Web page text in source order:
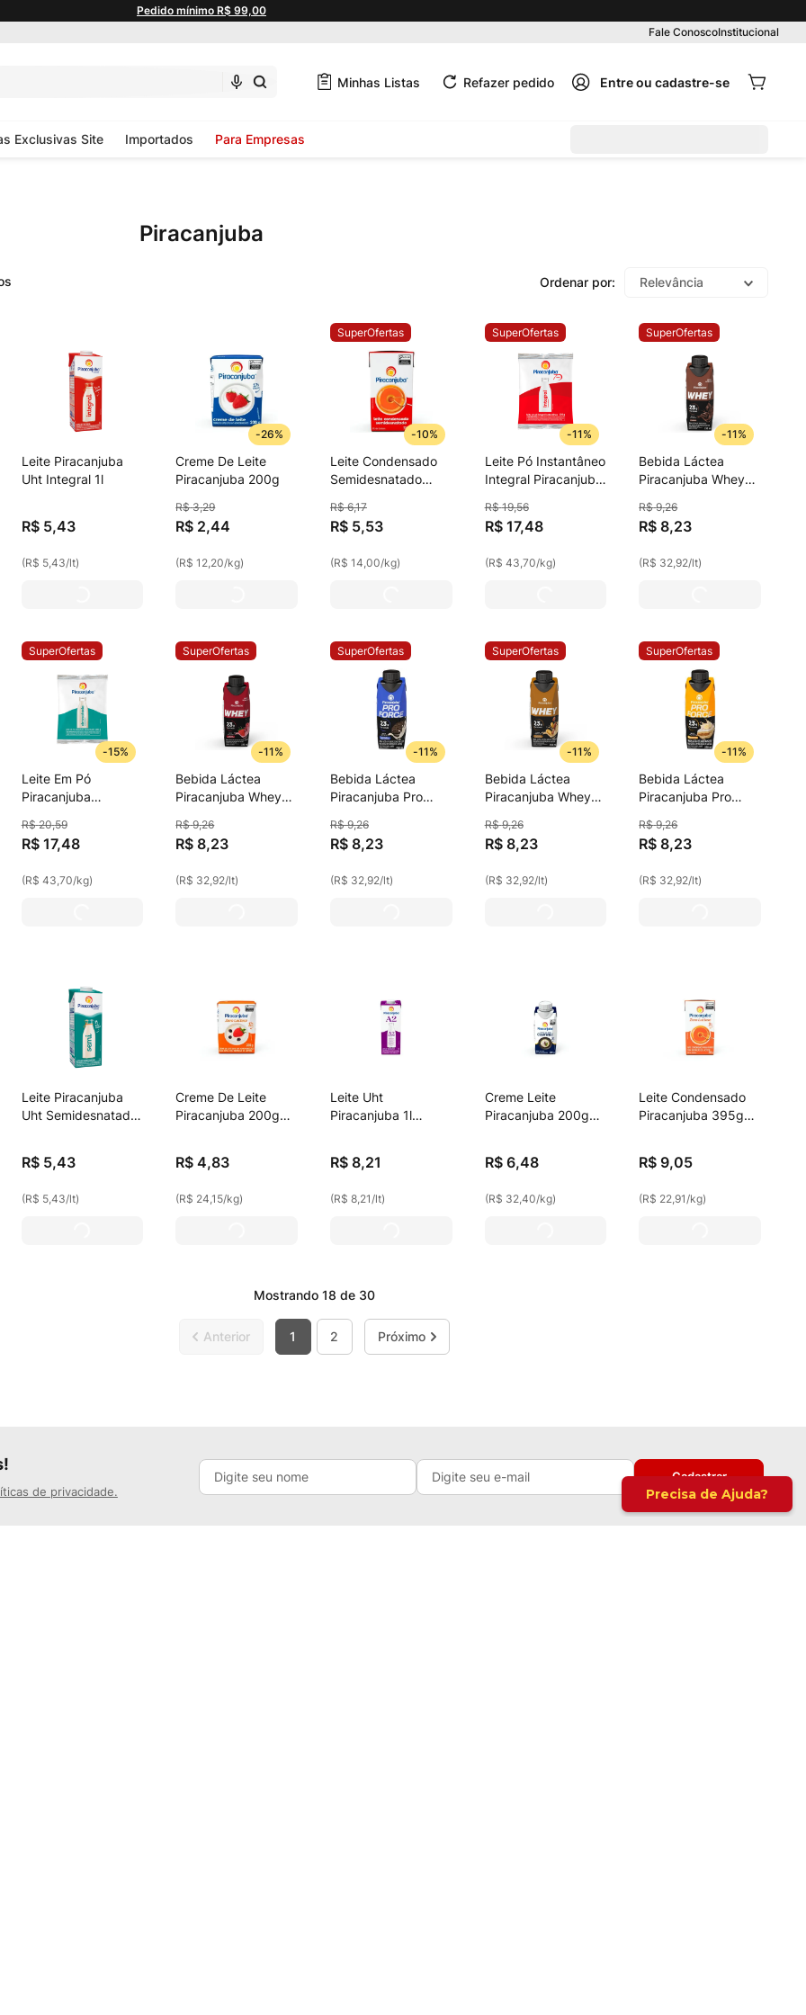
Pedido mínimo R$ 99,00
Fale ConoscoInstitucional
Minhas Listas Refazer pedido
Exclusivas Site Importados Para Empresas
Piracanjuba
Relevância
Leite Piracanjuba
Uht Integral 1l
R$ 5,43
(R$ 5,43/lt)
-26%
Creme De Leite
Piracanjuba 200g
R$ 3,29
R$ 2,44
(R$ 12,20/kg)
SuperOfertas
-10%
Leite Condensado
Semidesnatado
R$ 6,17
R$ 5,53
(R$ 14,00/kg)
SuperOfertas
-11%
Leite Pó Instantâneo
Integral Piracanjuba
R$ 19,56
R$ 17,48
(R$ 43,70/kg)
SuperOfertas
-11%
Bebida Láctea
Piracanjuba Whey
Proteína Zero
Lactose 250ml
R$ 9,26
R$ 8,23
(R$ 32,92/lt)
SuperOfertas
-15%
Leite Em Pó
Piracanjuba
Instantâneo 400g
R$ 20,59
R$ 17,48
(R$ 43,70/kg)
SuperOfertas
-11%
Bebida Láctea
Piracanjuba Whey
23g De Proteína
Zero Lactose 250ml
R$ 9,26
R$ 8,23
(R$ 32,92/lt)
SuperOfertas
-11%
Bebida Láctea
Piracanjuba Pro
Cream 23g
Proteínas Zero
R$ 9,26
R$ 8,23
(R$ 32,92/lt)
SuperOfertas
-11%
Bebida Láctea
Piracanjuba Whey
23g De Proteína
Zero Lactose 250ml
R$ 9,26
R$ 8,23
(R$ 32,92/lt)
SuperOfertas
-11%
Bebida Láctea
Piracanjuba Pro
De Proteínas Zero
Lactose 250ml
R$ 9,26
R$ 8,23
(R$ 32,92/lt)
Leite Piracanjuba
Uht Semidesnatado
R$ 5,43
(R$ 5,43/lt)
Creme De Leite
Piracanjuba 200g
R$ 4,83
(R$ 24,15/kg)
Leite Uht
Piracanjuba 1l
R$ 8,21
(R$ 8,21 /lt)
Creme Leite
Piracanjuba 200g
R$ 6,48
(R$ 32,40/kg)
Leite Condensado
Piracanjuba 395g
R$ 9,05
(R$ 22,91 /kg)
Mostrando 18 de 30
1 2
de privacidade.
Cadastrar